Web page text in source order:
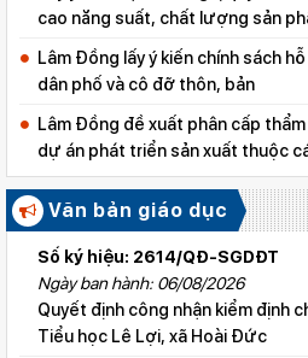
cao năng suất, chất lượng sản
Lâm Đồng lấy ý kiến chính sách
dân phố và cô đỡ thôn, bản
Lâm Đồng đề xuất phân cấp
dự án phát triển sản xuất thuộc
quốc gia
Văn bản giáo dục
Số ký hiệu: 2614/QĐ-SGDĐT
Ngày ban hành: 06/08/2026
Quyết định công nhận kiểm định
Tiểu học Lê Lợi, xã Hoài Đức